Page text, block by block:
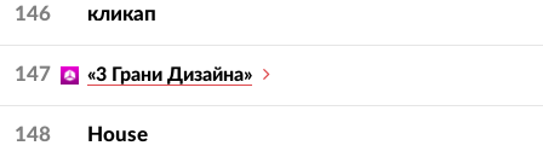
146 кликап
147 «3 Грани Дизайна»
148 House